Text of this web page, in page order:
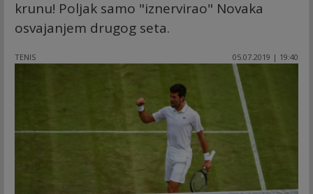
krunu! Poljak samo "iznervirao" Novaka
osvajanjem drugog seta.
TENIS 05.07.2019 | 19:40